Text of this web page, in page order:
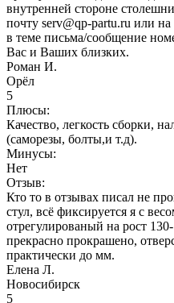
внутренней стороне
почту serv@qp-partu.ru или
в теме письма/сообщение
Вас и Ваших близких.
Роман И.
Орёл
5
Плюсы:
Качество, легкость сборки,
(саморезы, болты,и т.д).
Минусы:
Нет
Отзыв:
Кто то в отзывах писал не
стул, всё фиксируется я с
отрегулированый на рост
прекрасно прокрашено,
практически до мм.
Елена Л.
Новосибирск
5